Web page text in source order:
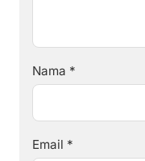
Nama *
Email *